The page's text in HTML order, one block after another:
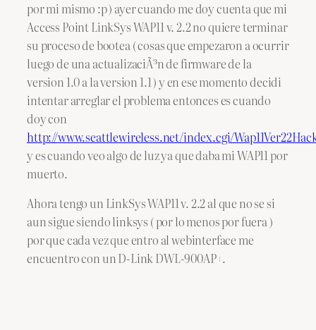
por mi mismo :p ) ayer cuando me doy cuenta que mi
Access Point LinkSys WAP11 v. 2.2 no quiere terminar
su proceso de bootea ( cosas que empezaron a ocurrir
luego de una actualizaciÃ³n de firmware de la
version 1.0 a la version 1.1 ) y en ese momento decidi
intentar arreglar el problema entonces es cuando
doy con
http://www.seattlewireless.net/index.cgi/
y es cuando veo algo de luz ya que daba mi WAP11 por
muerto.
Ahora tengo un LinkSys WAP11 v. 2.2 al que no se si
aun sigue siendo linksys ( por lo menos por fuera )
por que cada vez que entro al webinterface me
encuentro con un D-Link DWL-900AP+.